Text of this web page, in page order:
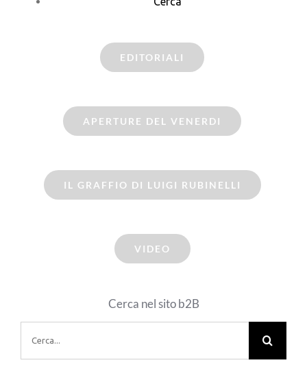
EDITORIALI
APERTURE DEL VENERDI
IL GRAFFIO DI LUIGI RUBINELLI
VIDEO
Cerca nel sito b2B
per: